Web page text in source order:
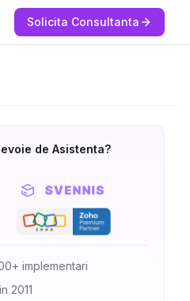
Solicita Consultanta
de Asistenta?
implementari
2011